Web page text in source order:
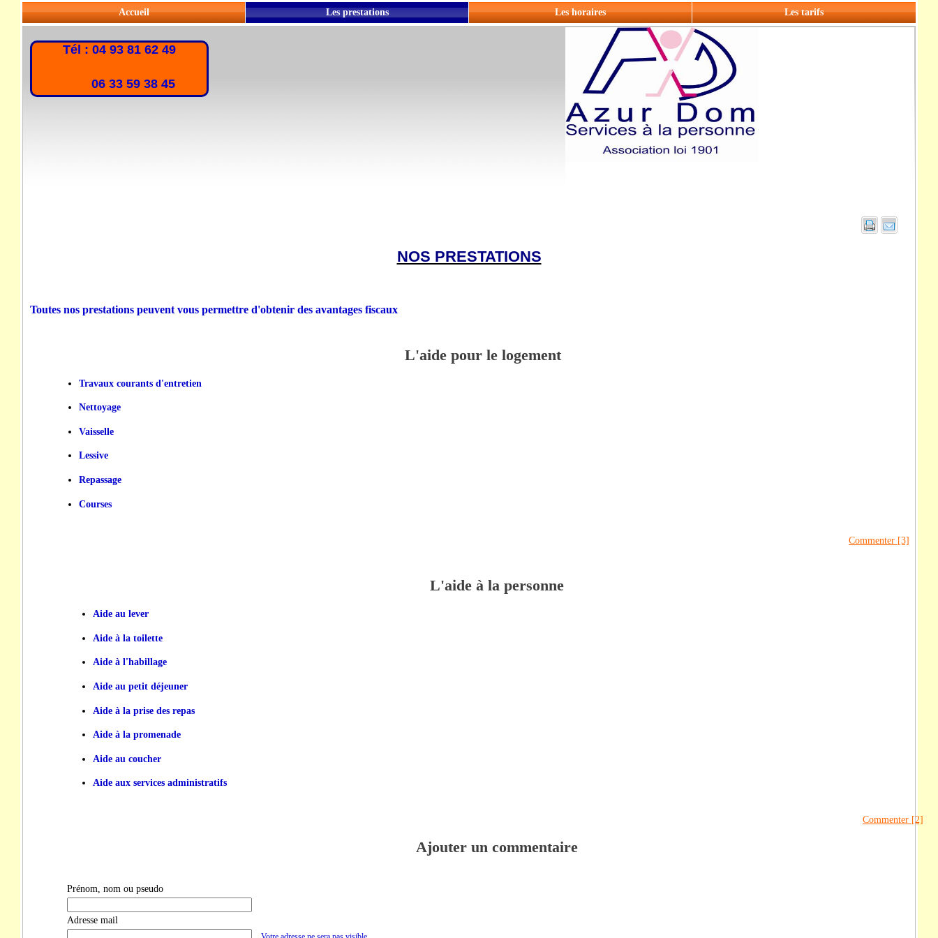
Accueil Les prestations Les horaires Les tarifs
Tél : 04 93 81 62 49
06 33 59 38 45
NOS PRESTATIONS
Toutes nos prestations peuvent vous permettre d'obtenir des avantages fiscaux
L'aide pour le logement
Travaux courants d'entretien
Nettoyage
Vaisselle
Lessive
Repassage
Courses
Commenter [3]
L'aide à la personne
Aide au lever
Aide à la toilette
Aide à l'habillage
Aide au petit déjeuner
Aide à la prise des repas
Aide à la promenade
Aide au coucher
Aide aux services administratifs
Commenter [2]
Ajouter un commentaire
Prénom, nom ou pseudo
Adresse mail